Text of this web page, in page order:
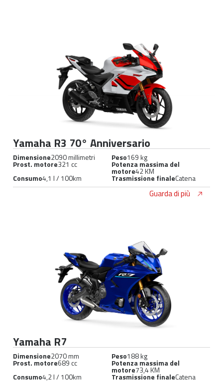
Yamaha R3 70° Anniversario
Dimensione2090 millimetri Peso169 kg
Prost. motore321 cc Potenza massima del
motore42 KM
Consumo4,1 l / 100km Trasmissione finaleCatena
Guarda di più
Yamaha R7
Dimensione2070 mm Peso188 kg
Prost. motore689 cc Potenza massima del
motore73,4 KM
Consumo4,2 l / 100km Trasmissione finaleCatena